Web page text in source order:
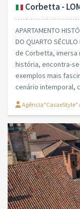
Corbetta -
APARTAMENTO
DO QUARTO
de Corbetta, imersa
história, encontra-
exemplos mais
cenário intemporal,
Agência"CasaeStyle"